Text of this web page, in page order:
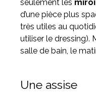
seulement les
d’une pièce plus
très utiles au
utiliser le dressing).
salle de bain, le
Une assise